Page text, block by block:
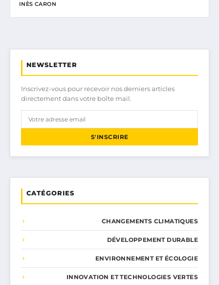
INÈS CARON
NEWSLETTER
Inscrivez-vous pour recevoir nos derniers articles
directement dans votre boîte mail.
S'INSCRIRE
CATÉGORIES
CHANGEMENTS CLIMATIQUES
DÉVELOPPEMENT DURABLE
ENVIRONNEMENT ET ÉCOLOGIE
INNOVATION ET TECHNOLOGIES VERTES